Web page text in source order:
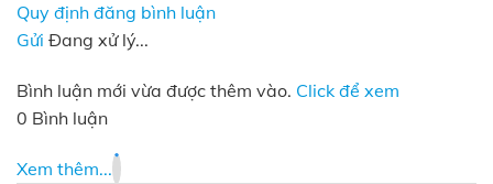
Quy định đăng bình luận
Gửi Đang xử lý...
Bình luận mới vừa được thêm vào. Click để xem
0 Bình luận
Xem thêm...